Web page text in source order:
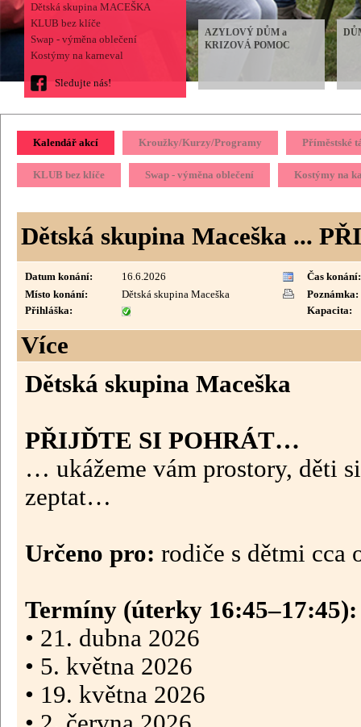
Dětská skupina MACEŠKA
KLUB bez klíče
Swap - výměna oblečení
Kostýmy na karneval
Sledujte nás!
AZYLOVÝ DŮM a
KRIZOVÁ POMOC
Kalendář akcí Kroužky/Kurzy/Programy Příměstské
KLUB bez klíče Swap - výměna oblečení Kostýmy na
Dětská skupina Maceška ...
Datum konání: 16.6.2026
Čas konání:
Místo konání:
Dětská skupina Maceška
Poznámka:
Přihláška:
Kapacita:
Více
Dětská skupina Maceška
PŘIJĎTE SI POHRÁT…
… ukážeme vám prostory, děti
zeptat…
Určeno pro: rodiče s dětmi cca
Termíny (úterky 16:45–17:45):
• 21. dubna 2026
• 5. května 2026
• 19. května 2026